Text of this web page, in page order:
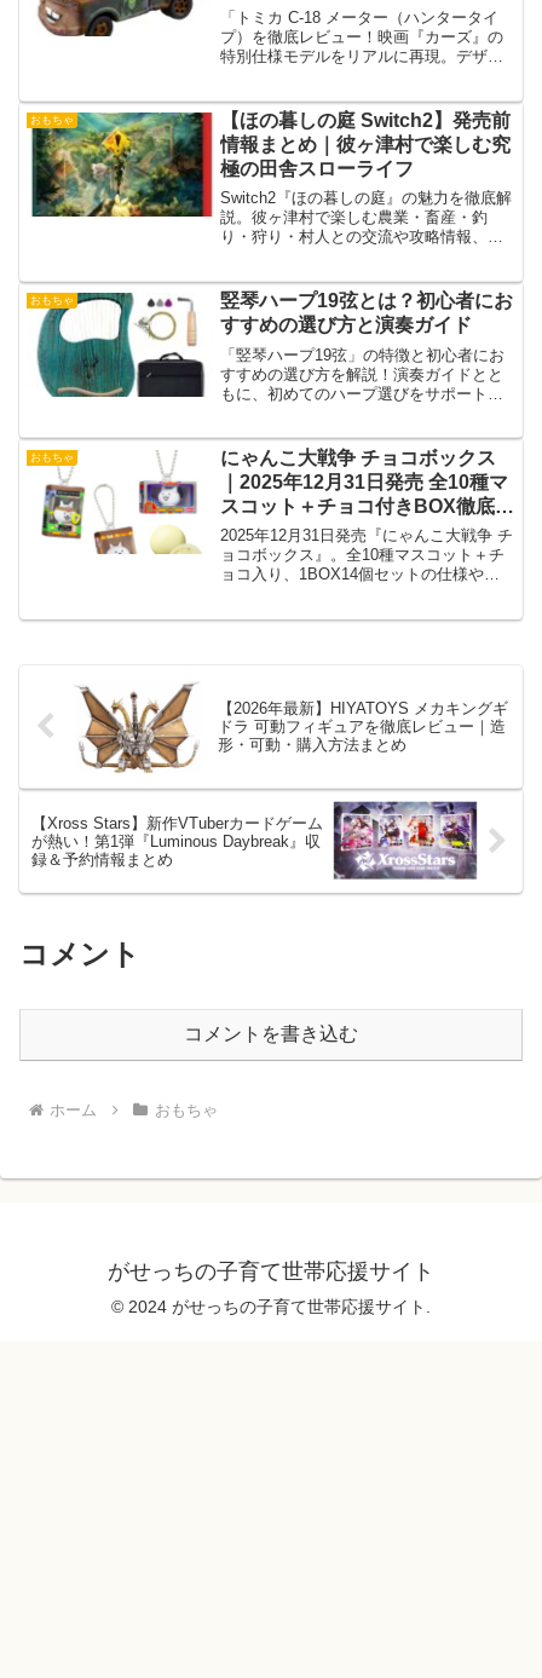
ク・購入ガイド！
「トミカ C-18 メーター（ハンタータイ
プ）を徹底レビュー！映画『カーズ』の
特別仕様モデルをリアルに再現。デザイ
おもちゃ
【ほの暮しの庭 Switch2】発売前
情報まとめ｜彼ヶ津村で楽しむ究
極の田舎スローライフ
Switch2『ほの暮しの庭』の魅力を徹底解
説。彼ヶ津村で楽しむ農業・畜産・釣
り・狩り・村人との交流や攻略情報、初
おもちゃ
竪琴ハープ19弦とは？初心者にお
すすめの選び方と演奏ガイド
「竪琴ハープ19弦」の特徴と初心者にお
すすめの選び方を解説！演奏ガイドとと
もに、初めてのハープ選びをサポート
おもちゃ
にゃんこ大戦争 チョコボックス
｜2025年12月31日発売 全10種マ
スコット＋チョコ付きBOX徹底解
説
2025年12月31日発売『にゃんこ大戦争 チ
ョコボックス』。全10種マスコット＋チ
ョコ入り、1BOX14個セットの仕様や予
【2026年最新】HIYATOYS メカキングギ
ドラ 可動フィギュアを徹底レビュー｜造
形・可動・購入方法まとめ
【Xross Stars】新作VTuberカードゲーム
が熱い！第1弾『Luminous Daybreak』収
録＆予約情報まとめ
コメント
コメントを書き込む
ホーム おもちゃ
がせっちの子育て世帯応援サイト
© 2024 がせっちの子育て世帯応援サイト.